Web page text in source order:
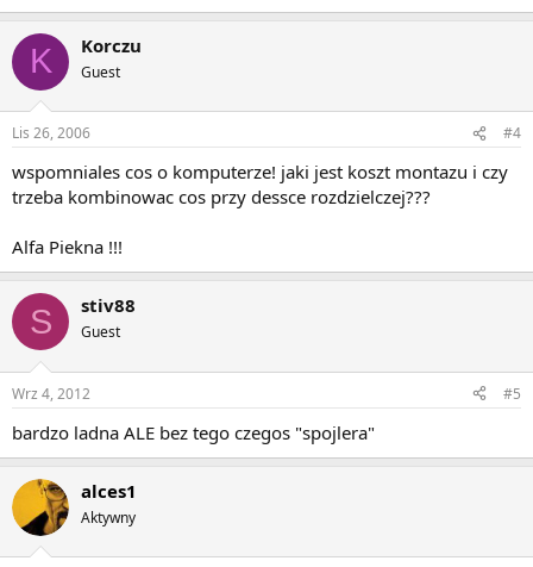
K Korczu
Guest
Lis 26, 2006 #4
wspomniales cos o komputerze! jaki jest koszt montazu i czy
trzeba kombinowac cos przy dessce rozdzielczej???
Alfa Piekna !!!
S stiv88
Guest
Wrz 4, 2012 #5
bardzo ladna ALE bez tego czegos "spojlera"
alces1
Aktywny